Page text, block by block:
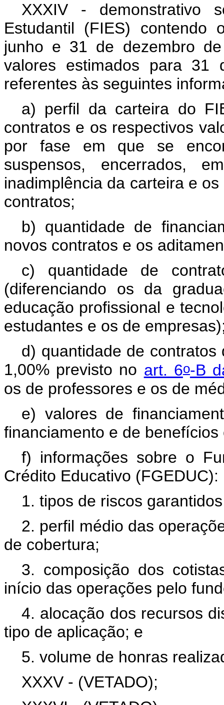
XXXIV - demonstrativo
Estudantil (FIES) contendo
junho e 31 de dezembro
valores estimados para
referentes às seguintes
a) perfil da carteira do
contratos e os respectivos
por fase em que se
suspensos, encerrados,
inadimplência da carteira e
contratos;
b) quantidade de
novos contratos e os
c) quantidade de
(diferenciando os da
educação profissional e
estudantes e os de
d) quantidade de
1,00% previsto no art. 6o-B
os de professores e os de
e) valores de
financiamento e de
f) informações sobre o
Crédito Educativo (FGEDUC):
1. tipos de riscos
2. perfil médio das
de cobertura;
3. composição dos
início das operações pelo
4. alocação dos recursos
tipo de aplicação; e
5. volume de honras
XXXV - (VETADO);